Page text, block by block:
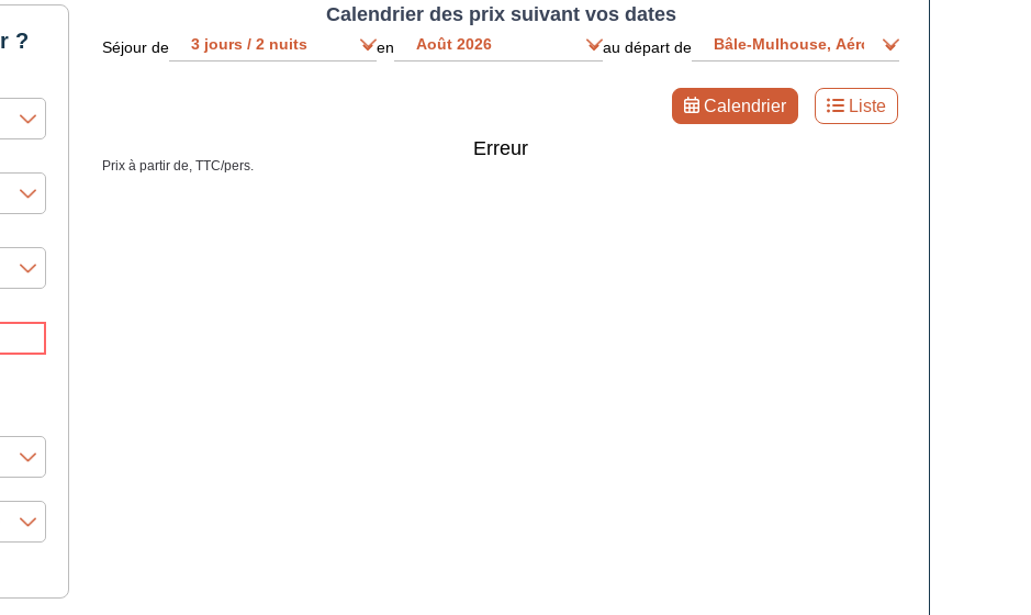
?
Calendrier des prix suivant vos dates
Séjour de en au départ de
Calendrier Liste
Erreur
Prix à partir de, TTC/pers.